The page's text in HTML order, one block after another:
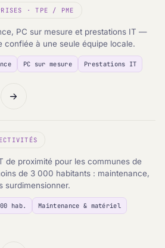
· TPE / PME
PC sur mesure et prestations IT —
confiée à une seule équipe locale.
PC sur mesure Prestations IT
de proximité pour les communes de
de 3 000 habitants : maintenance,
surdimensionner.
hab.
Maintenance & matériel